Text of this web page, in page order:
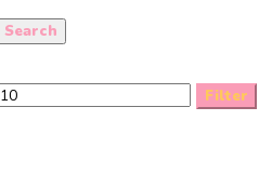
Search
Max
Filter